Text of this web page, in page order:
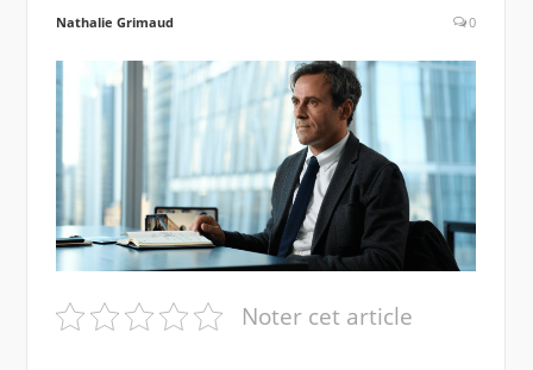
Nathalie Grimaud 0
Noter cet article